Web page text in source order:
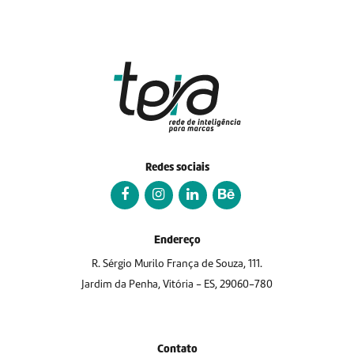
Redes sociais
Endereço
R. Sérgio Murilo França de Souza, 111.
Jardim da Penha, Vitória - ES, 29060-780
Contato